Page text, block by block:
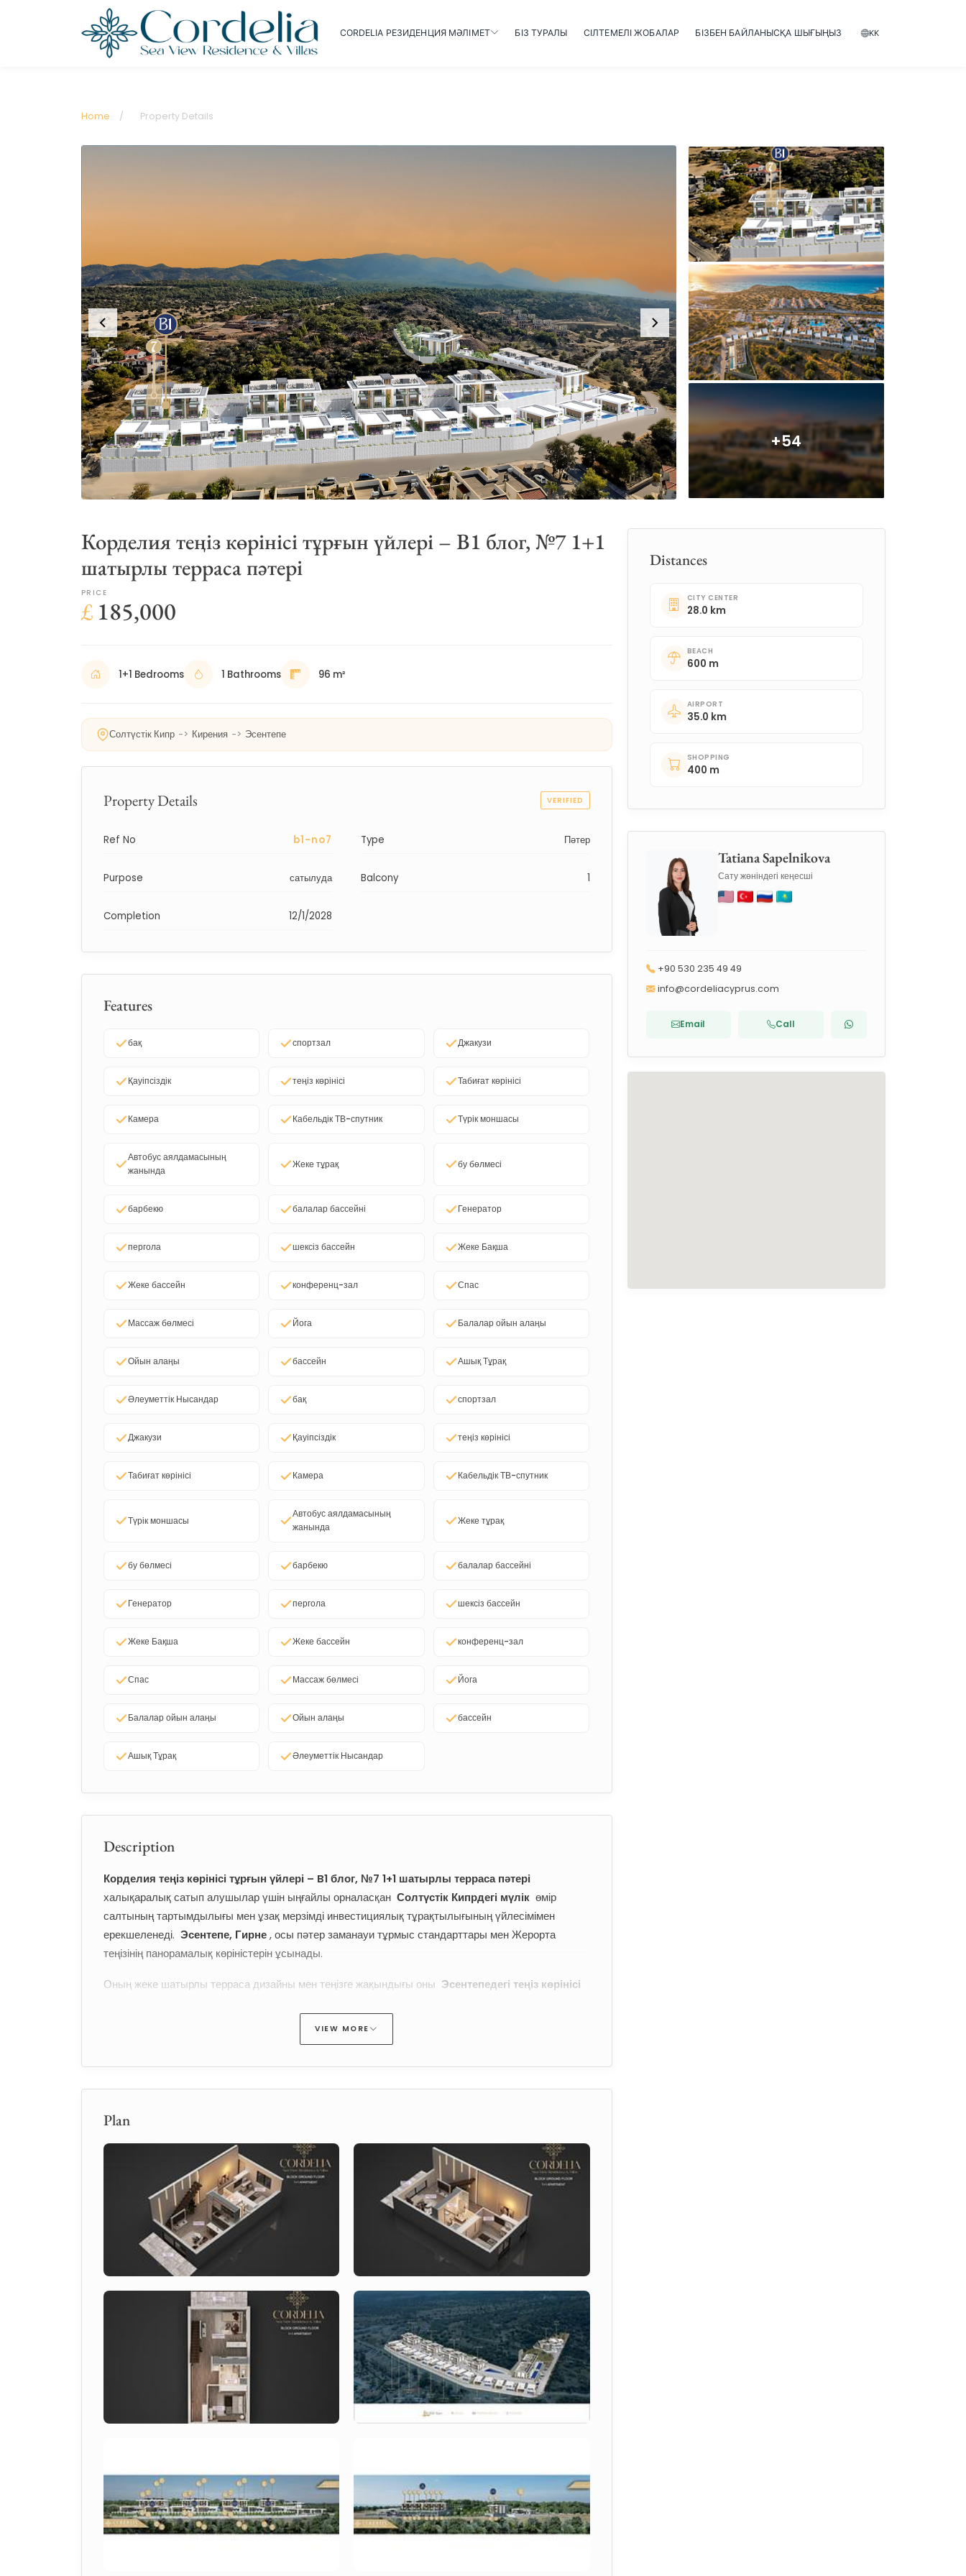
CORDELIA РЕЗИДЕНЦИЯ МӘЛІМЕТ БІЗ ТУРАЛЫ СІЛТЕМЕЛІ ЖОБАЛАР БІЗБЕН БАЙЛАНЫСҚА ШЫҒЫҢЫЗ KK
Home / Property Details
+54
Корделия теңіз көрінісі тұрғын үйлері – B1 блог, №7 1+1
шатырлы терраса пәтері
PRICE
£ 185,000
1+1 Bedrooms 1 Bathrooms 96 m²
Солтүстік Кипр -> Кирения -> Эсентепе
Property Details VERIFIED
Ref No b1-no7 Type Пәтер
Purpose сатылуда Balcony 1
Completion 12/1/2028
Features
бақ спортзал Джакузи
Қауіпсіздік теңіз көрінісі Табиғат көрінісі
Камера Кабельдік ТВ-спутник Түрік моншасы
Автобус аялдамасының
жанында
Жеке тұрақ бу бөлмесі
барбекю балалар бассейні Генератор
пергола шексіз бассейн Жеке Бақша
Жеке бассейн конференц-зал Спас
Массаж бөлмесі Йога Балалар ойын алаңы
Ойын алаңы бассейн Ашық Тұрақ
Әлеуметтік Нысандар бақ спортзал
Джакузи Қауіпсіздік теңіз көрінісі
Табиғат көрінісі Камера Кабельдік ТВ-спутник
Түрік моншасы
Автобус аялдамасының
жанында
Жеке тұрақ
бу бөлмесі барбекю балалар бассейні
Генератор пергола шексіз бассейн
Жеке Бақша Жеке бассейн конференц-зал
Спас Массаж бөлмесі Йога
Балалар ойын алаңы Ойын алаңы бассейн
Ашық Тұрақ Әлеуметтік Нысандар
Description
Корделия теңіз көрінісі тұрғын үйлері – B1 блог, №7 1+1 шатырлы терраса пәтері
халықаралық сатып алушылар үшін ыңғайлы орналасқан Солтүстік Кипрдегі мүлік өмір
салтының тартымдылығы мен ұзақ мерзімді инвестициялық тұрақтылығының үйлесімімен
ерекшеленеді. Эсентепе, Гирне , осы пәтер заманауи тұрмыс стандарттары мен Жерорта
теңізінің панорамалық көріністерін ұсынады.
Оның жеке шатырлы терраса дизайны мен теңізге жақындығы оны Эсентепедегі теңіз көрінісі
Мүліктің нақты сипаттамалары:
46.45 м² ішкі өмір аймағы
9.6 м² балкон
Жеке ішкі баспалдақ арқылы шатырлы террасаға
40 м² жеке шатырлы терраса
96.5 м² жалпы өмір аймағы
Пәтер мен шатырлы террасадан панорамалық Жерорта теңізінің көрінісі
Шатырлы терраса пәтердің жеке ашық кеңейтілуі ретінде қызмет етеді, үздіксіз теңіз көрінісін
Солтүстік Кипрдағы теңіз көрінісі пәтерлерінің арасында нарықта нысанның
тартымдылығын арттырады.
Корделия теңіз көрінісі тұрғын үйі & Villas
- заманауи сәулет пен демалыс стиліндегі өмірді
үйлестіре отырып, мұқият жоспарланған тұрғын үй кешені. Жоба халықаралық стандарттарға сай
Осы кешен аясында пәтер кәсіби жер жоспарлау мен тұрақты сапа стандарттарын ұстанып, оны
сенімді Солтүстік Кипрдағы теңіз көрінісі пәтері ретінде орналастырады.
VIEW MORE
Plan
Distances
CITY CENTER
28.0 km
BEACH
600 m
AIRPORT
35.0 km
SHOPPING
400 m
Tatiana Sapelnikova
Сату жөніндегі кеңесші
+90 530 235 49 49
info@cordeliacyprus.com
Email Call